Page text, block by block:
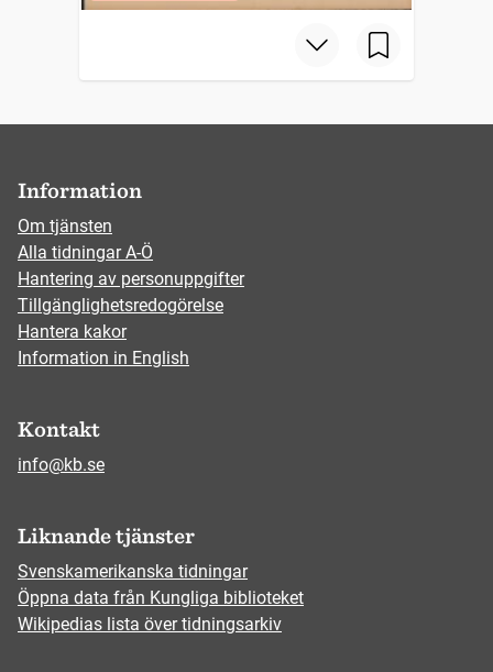
Information
Om tjänsten
Alla tidningar A-Ö
Hantering av personuppgifter
Tillgänglighetsredogörelse
Hantera kakor
Information in English
Kontakt
info@kb.se
Liknande tjänster
Svenskamerikanska tidningar
Öppna data från Kungliga biblioteket
Wikipedias lista över tidningsarkiv